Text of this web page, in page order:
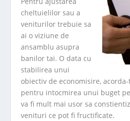
cheltuielilor sau a
veniturilor trebuie sa
ai o viziune de
ansamblu asupra
banilor tai. O data cu
stabilirea unui
obiectiv de economisire,
pentru intocmirea unui buget
va fi mult mai usor sa
venituri ce pot fi fructificate.